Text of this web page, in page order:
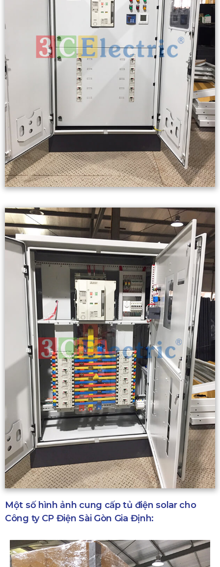
Một số hình ảnh cung cấp tủ điện solar cho
Công ty CP Điện Sài Gòn Gia Định: